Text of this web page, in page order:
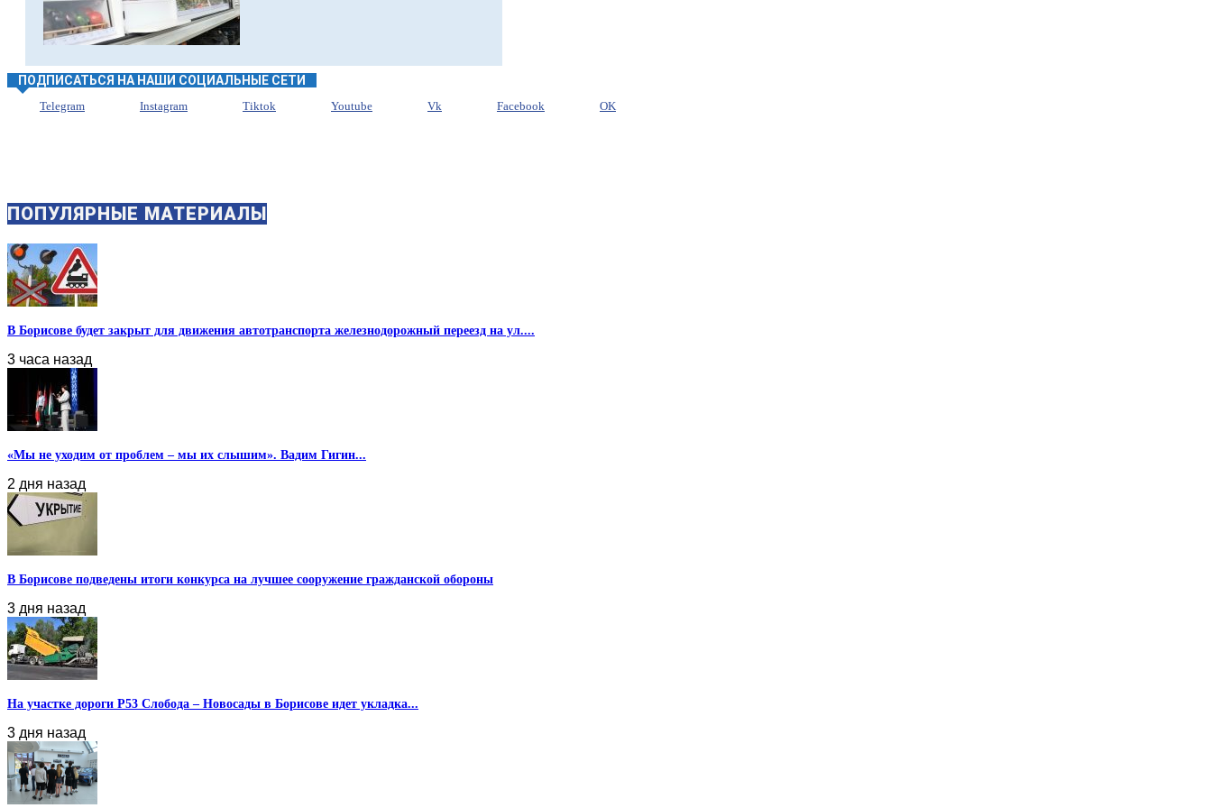
ПОДПИСАТЬСЯ НА НАШИ СОЦИАЛЬНЫЕ СЕТИ
Telegram Instagram Tiktok Youtube Vk Facebook OK
ПОПУЛЯРНЫЕ МАТЕРИАЛЫ
В Борисове будет закрыт для движения автотранспорта железнодорожный переезд на ул....
3 часа назад
«Мы не уходим от проблем – мы их слышим». Вадим Гигин...
2 дня назад
В Борисове подведены итоги конкурса на лучшее сооружение гражданской обороны
3 дня назад
На участке дороги Р53 Слобода – Новосады в Борисове идет укладка...
3 дня назад